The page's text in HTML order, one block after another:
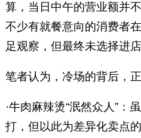
算，当日中午的营业额并
不少有就餐意向的消费者
足观察，但最终未选择进店
笔者认为，冷场的背后，
·牛肉麻辣烫“泯然众人”：
打，但以此为差异化卖点